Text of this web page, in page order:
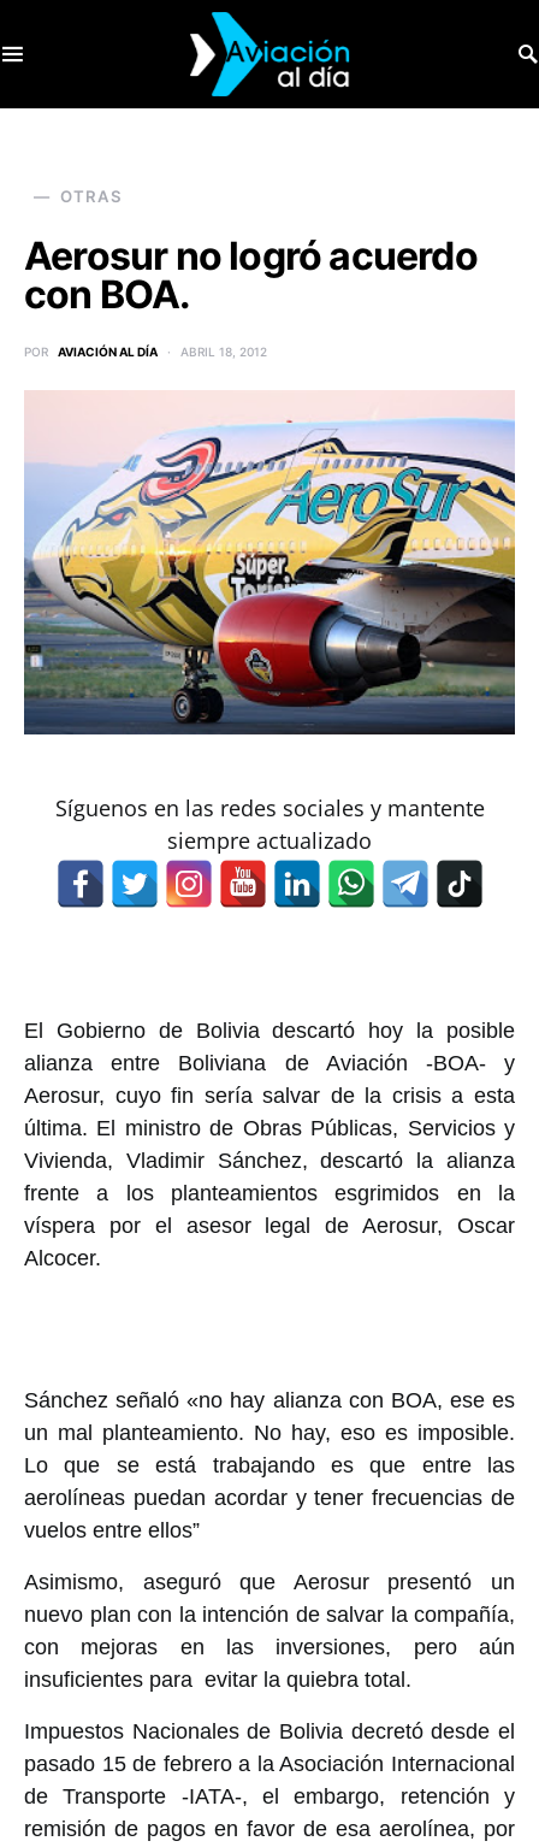
OTRAS
Aerosur no logró acuerdo
con BOA.
POR AVIACIÓN AL DÍA ABRIL 18, 2012
Síguenos en las redes sociales y mantente
siempre actualizado
El Gobierno de Bolivia descartó hoy la posible
alianza entre Boliviana de Aviación -BOA- y
Aerosur, cuyo fin sería salvar de la crisis a esta
última. El ministro de Obras Públicas, Servicios y
Vivienda, Vladimir Sánchez, descartó la alianza
frente a los planteamientos esgrimidos en la
víspera por el asesor legal de Aerosur, Oscar
Alcocer.
Sánchez señaló «no hay alianza con BOA, ese es
un mal planteamiento. No hay, eso es imposible.
Lo que se está trabajando es que entre las
aerolíneas puedan acordar y tener frecuencias de
vuelos entre ellos”
Asimismo, aseguró que Aerosur presentó un
nuevo plan con la intención de salvar la compañía,
con mejoras en las inversiones, pero aún
insuficientes para evitar la quiebra total.
Impuestos Nacionales de Bolivia decretó desde el
pasado 15 de febrero a la Asociación Internacional
de Transporte -IATA-, el embargo, retención y
remisión de pagos en favor de esa aerolínea, por